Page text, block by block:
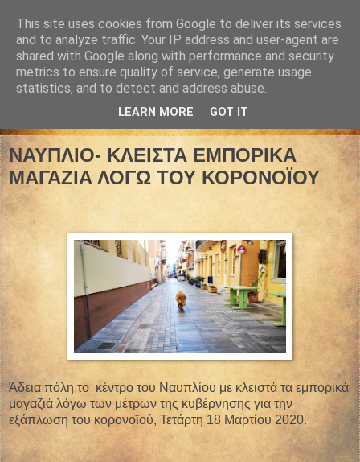
ΝΑΥΠΛΙΟ- ΚΛΕΙΣΤΑ ΕΜΠΟΡΙΚΑ
ΜΑΓΑΖΙΑ ΛΟΓΩ ΤΟΥ ΚΟΡΟΝΟΪΟΥ
Άδεια πόλη το κέντρο του Ναυπλίου με κλειστά τα εμπορικά
μαγαζιά λόγω των μέτρων της κυβέρνησης για την
εξάπλωση του κορονοϊού, Τετάρτη 18 Μαρτίου 2020.
This site uses cookies from Google to deliver its services
and to analyze traffic. Your IP address and user-agent are
shared with Google along with performance and security
metrics to ensure quality of service, generate usage
statistics, and to detect and address abuse.
LEARN MORE GOT IT